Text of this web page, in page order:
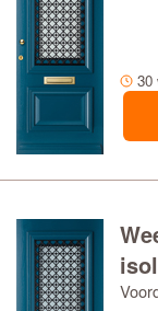
30